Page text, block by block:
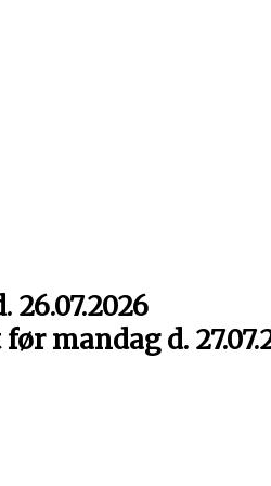
mandag d.